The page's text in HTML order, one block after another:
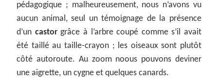
pédagogique ; malheureusement, nous n’avons vu
aucun animal, seul un témoignage de la présence
d’un castorgrâce à l’arbre coupé comme s’il avait
été taillé au taille-crayon ; les oiseaux sont plutôt
côté autoroute. Au zoom noous pouvons deviner
une aigrette, un cygne et quelques canards.